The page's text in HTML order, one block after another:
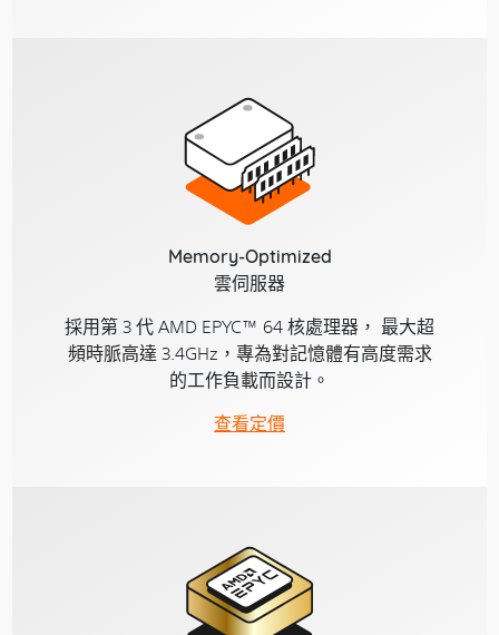
Memory-Optimized
雲伺服器
採用第 3 代 AMD EPYC™ 64 核處理器， 最大超
頻時脈高達 3.4GHz，專為對記憶體有高度需求
的工作負載而設計。
查看定價